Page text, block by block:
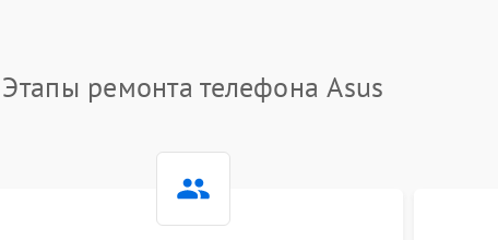
Этапы ремонта телефона Asus